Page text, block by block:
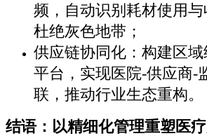
频，自动识别耗材使用与
杜绝灰色地带；
供应链协同化：构建区
平台，实现医院-供应商-
联，推动行业生态重构。
结语：以精细化管理重塑医